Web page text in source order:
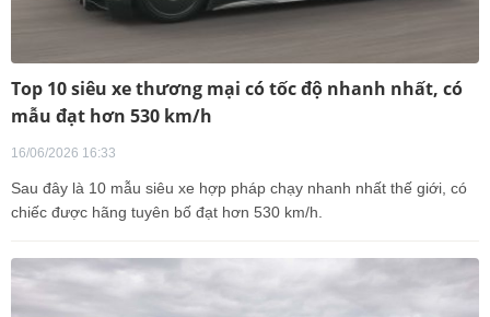
Top 10 siêu xe thương mại có tốc độ nhanh nhất, có
mẫu đạt hơn 530 km/h
16/06/2026 16:33
Sau đây là 10 mẫu siêu xe hợp pháp chạy nhanh nhất thế giới, có
chiếc được hãng tuyên bố đạt hơn 530 km/h.